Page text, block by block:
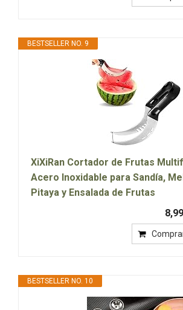
BESTSELLER NO. 9
XiXiRan Cortador de Frutas
Acero Inoxidable para Sandía,
Pitaya y Ensalada de Frutas
BESTSELLER NO. 10